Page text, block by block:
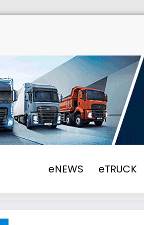
eNEWS eTRUCK